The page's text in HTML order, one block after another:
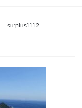
surplus1112